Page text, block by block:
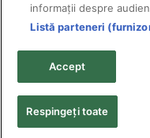
© 2011-2026 Solarex
toate
Textele şi
Politica de
informații despre
Listă parteneri
Accept
Respingeți toate